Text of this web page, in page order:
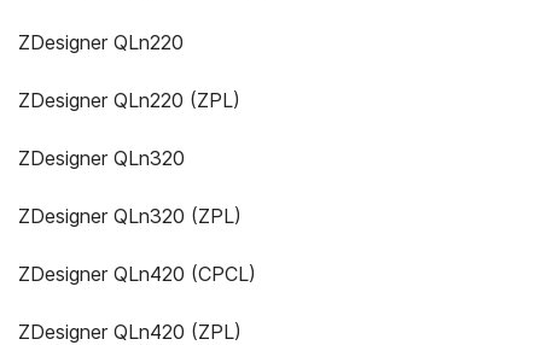
ZDesigner QLn220
ZDesigner QLn220 (ZPL)
ZDesigner QLn320
ZDesigner QLn320 (ZPL)
ZDesigner QLn420 (CPCL)
ZDesigner QLn420 (ZPL)